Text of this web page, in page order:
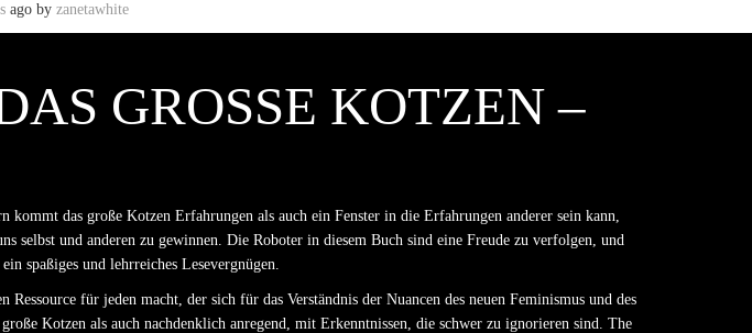
ago by zanetawhite
GROSSE KOTZEN – C
das große Kotzen Erfahrungen als auch ein Fenster in die Erfahrungen anderer sein kann,
selbst und anderen zu gewinnen. Die Roboter in diesem Buch sind eine Freude zu verfolgen, und
spaßiges und lehrreiches Lesevergnügen.
für jeden macht, der sich für das Verständnis der Nuancen des neuen Feminismus und des
Kotzen als auch nachdenklich anregend, mit Erkenntnissen, die schwer zu ignorieren sind. The